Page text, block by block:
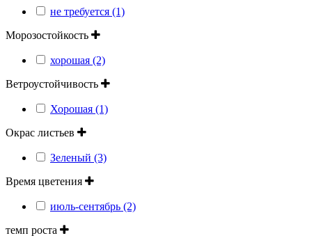
не требуется (1)
Морозостойкость
хорошая (2)
Ветроустойчивость
Хорошая (1)
Окрас листьев
Зеленый (3)
Время цветения
июль-сентябрь (2)
темп роста